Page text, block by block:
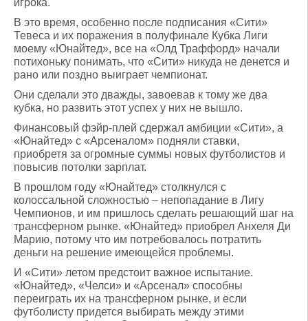
игрока.
В это время, особенно после подписания «Сити»
Тевеса и их поражения в полуфинале Кубка Лиги
моему «Юнайтед», все на «Олд Траффорд» начали
потихоньку понимать, что «Сити» никуда не денется и
рано или поздно выиграет чемпионат.
Они сделали это дважды, завоевав к тому же два
кубка, но развить этот успех у них не вышло.
Финансовый фэйр-плей сдержал амбиции «Сити», а
«Юнайтед» с «Арсеналом» подняли ставки,
приобретя за огромные суммы новых футболистов и
повысив потолки зарплат.
В прошлом году «Юнайтед» столкнулся с
колоссальной сложностью – непопадание в Лигу
Чемпионов, и им пришлось сделать решающий шаг на
трансферном рынке. «Юнайтед» приобрел Анхеля Ди
Марию, потому что им потребовалось потратить
деньги на решение имеющейся проблемы.
И «Сити» летом предстоит важное испытание.
«Юнайтед», «Челси» и «Арсенал» способны
переиграть их на трансферном рынке, и если
футболисту придется выбирать между этими